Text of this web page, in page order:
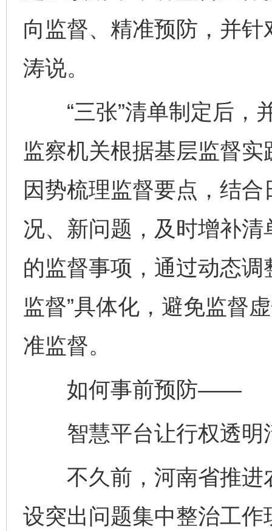
向监督、精准预防，并
涛说。
“三张”清单制定后，
监察机关根据基层监督
因势梳理监督要点，结
况、新问题，及时增补
的监督事项，通过动态调
监督”具体化，避免监督
准监督。
如何事前预防——
智慧平台让行权透明
不久前，河南省推进
设突出问题集中整治工